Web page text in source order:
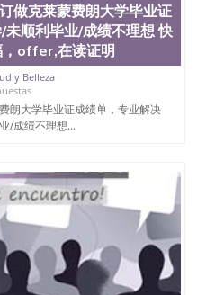
做克莱蒙费朗大学毕业证
顺利毕业/成绩不理想 快
，offer,在读证明
y Belleza
朗大学毕业证成绩单，专业解决
/成绩不理想...